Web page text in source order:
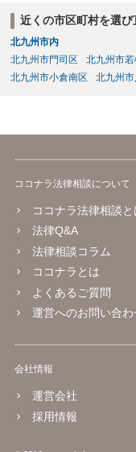
離、業務負荷の偏った配
悪口・人格否定発言、早
必要性が認められず、違
立し、誹謗中傷が常態化
のであり、労働局あっせ
アルバイト間だから介入
報告がなされた後も具体
風評被害・孤立が継続 →
請求の重要な根拠となり
し、労働局の「個別労働
とよいかと思います。
近くの市区町村を選び
北九州市内
北九州市門司区
北九州市
北九州市小倉南区
北九州
ココナラ法律相談について
ココナラ法律相談と
法律Q&A
法律相談コラム
ココナラとは
よくあるご質問
運営へのお問い合わ
会社情報
運営会社
採用情報